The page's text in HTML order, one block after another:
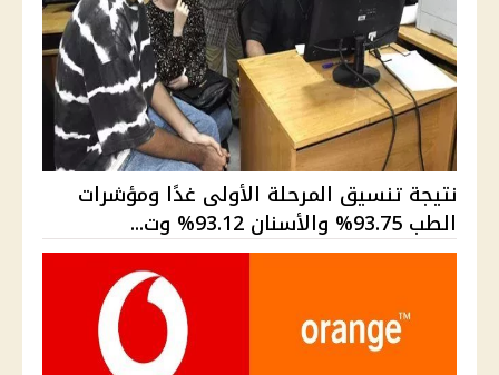
نتيجة تنسيق المرحلة الأولى غدًا ومؤشرات
الطب 93.75% والأسنان 93.12% وت...